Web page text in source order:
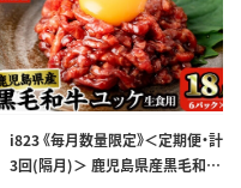
i823 《毎月数量限定》＜定期便・計
3回(隔月)＞ 鹿児島県産黒毛和牛